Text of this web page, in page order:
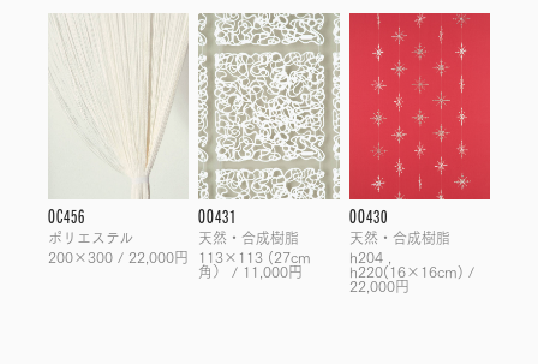
OC456
ポリエステル
200×300 / 22,000円
OO431
天然・合成樹脂
113×113 (27cm
角） / 11,000円
OO430
天然・合成樹脂
h204 ,
h220(16×16cm) /
22,000円